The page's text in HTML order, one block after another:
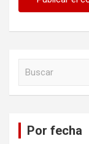
Por fecha